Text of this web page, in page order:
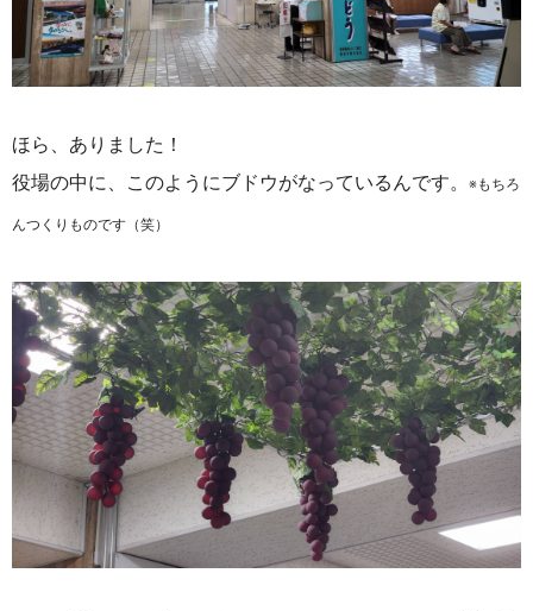
ほら、ありました！
役場の中に、このようにブドウがなっているんです。
※もちろ
んつくりものです（笑）